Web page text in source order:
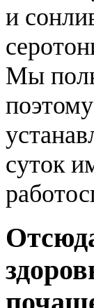
и
Мы
суток